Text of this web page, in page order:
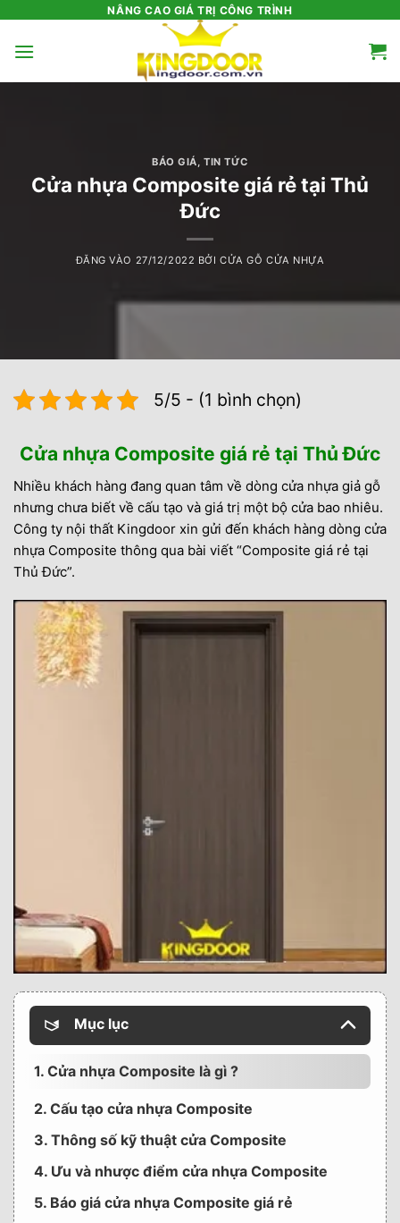
nội
NÂNG CAO GIÁ TRỊ CÔNG TRÌNH
BÁO GIÁ ,TIN TỨC
Cửa nhựa Composite giá rẻ tại Thủ
Đức
ĐĂNG VÀO 27/12/2022 BỞICỬA GỖ CỬA NHỰA
5/5 - (1 bình chọn)
Cửa nhựa Composite giá rẻ tại Thủ Đức
Nhiều khách hàng đang quan tâm về dòng cửa nhựa giả gỗ
nhưng chưa biết về cấu tạo và giá trị một bộ cửa bao nhiêu.
Công ty nội thất Kingdoor xin gửi đến khách hàng dòng cửa
nhựa Composite thông qua bài viết “Composite giá rẻ tại
Thủ Đức”.
Mục lục
1. Cửa nhựa Composite là gì ?
2. Cấu tạo cửa nhựa Composite
3. Thông số kỹ thuật cửa Composite
4. Ưu và nhược điểm cửa nhựa Composite
5. Báo giá cửa nhựa Composite giá rẻ